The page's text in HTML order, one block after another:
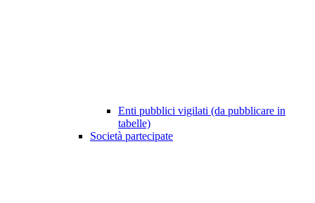
Enti pubblici vigilati (da pubblicare in
tabelle)
Società partecipate